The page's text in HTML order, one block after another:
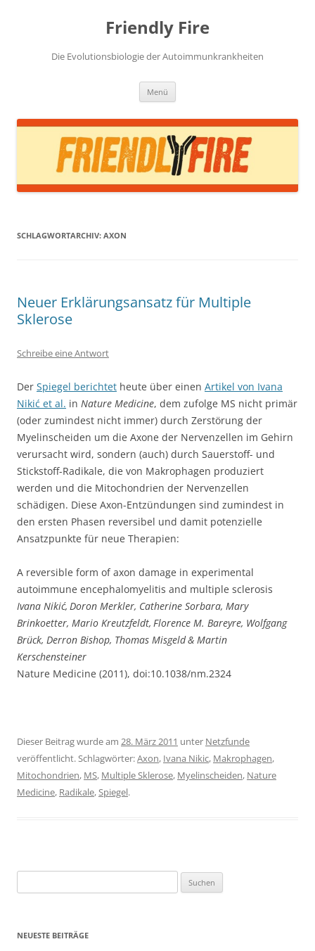
Friendly Fire
Die Evolutionsbiologie der Autoimmunkrankheiten
Menü
SCHLAGWORTARCHIV: AXON
Neuer Erklärungsansatz für Multiple
Sklerose
Schreibe eine Antwort
Der Spiegel berichtet heute über einen Artikel von Ivana
Nikić et al. in Nature Medicine, dem zufolge MS nicht primär
(oder zumindest nicht immer) durch Zerstörung der
Myelinscheiden um die Axone der Nervenzellen im Gehirn
verursacht wird, sondern (auch) durch Sauerstoff- und
Stickstoff-Radikale, die von Makrophagen produziert
werden und die Mitochondrien der Nervenzellen
schädigen. Diese Axon-Entzündungen sind zumindest in
den ersten Phasen reversibel und damit potenzielle
Ansatzpunkte für neue Therapien:
A reversible form of axon damage in experimental
autoimmune encephalomyelitis and multiple sclerosis
Ivana Nikić, Doron Merkler, Catherine Sorbara, Mary
Brinkoetter, Mario Kreutzfeldt, Florence M. Bareyre, Wolfgang
Brück, Derron Bishop, Thomas Misgeld& Martin
Kerschensteiner
Nature Medicine (2011), doi:10.1038/nm.2324
Dieser Beitrag wurde am 28. März 2011 unter Netzfunde
veröffentlicht. Schlagwörter:Axon, Ivana Nikic, Makrophagen,
Mitochondrien, MS, Multiple Sklerose, Myelinscheiden, Nature
Medicine, Radikale,Spiegel.
nach:
NEUESTE BEITRÄGE